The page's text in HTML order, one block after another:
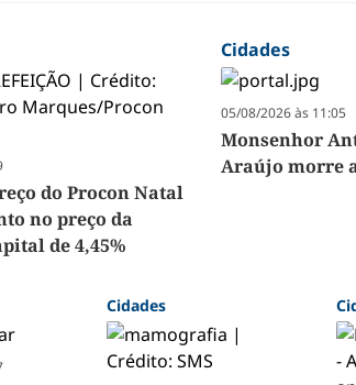
do Procon Natal
no preço da
de 4,45%
Cidades
05/08/2026 às 11:05
Monsenhor
Araújo morre
Cidades